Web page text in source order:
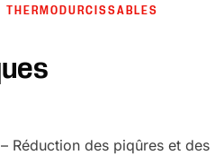
THERMODURCISSABLES
– Réduction des piqûres et des